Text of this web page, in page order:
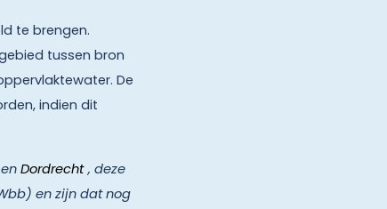
te brengen.
tussen bron
De
indien dit
Dordrecht , deze
en zijn dat nog